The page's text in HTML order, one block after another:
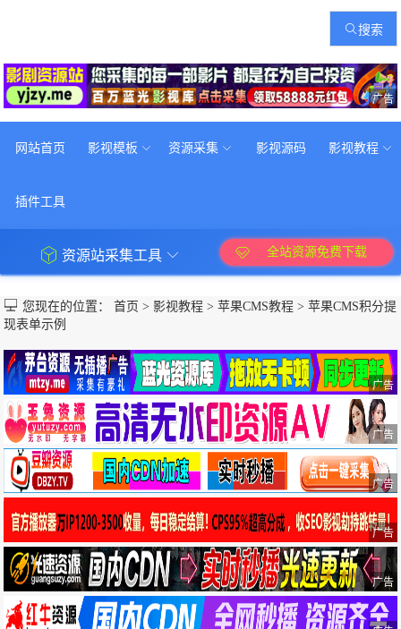
搜索
广告
网站首页 影视模板 资源采集 影视源码 影视教程
插件工具
资源站采集工具 全站资源免费下载
您现在的位置：首页 > 影视教程 >苹果CMS教程 >苹果CMS积分提
现表单示例
广告
广告
广告
广告
广告